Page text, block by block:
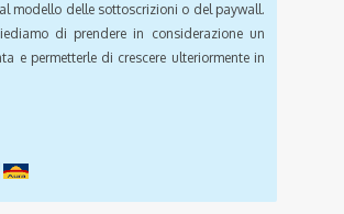
modello delle sottoscrizioni o del paywall.
di prendere in considerazione un
e permetterle di crescere ulteriormente in